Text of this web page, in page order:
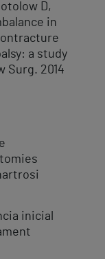
D,
in
a study
Surg. 2014
inicial